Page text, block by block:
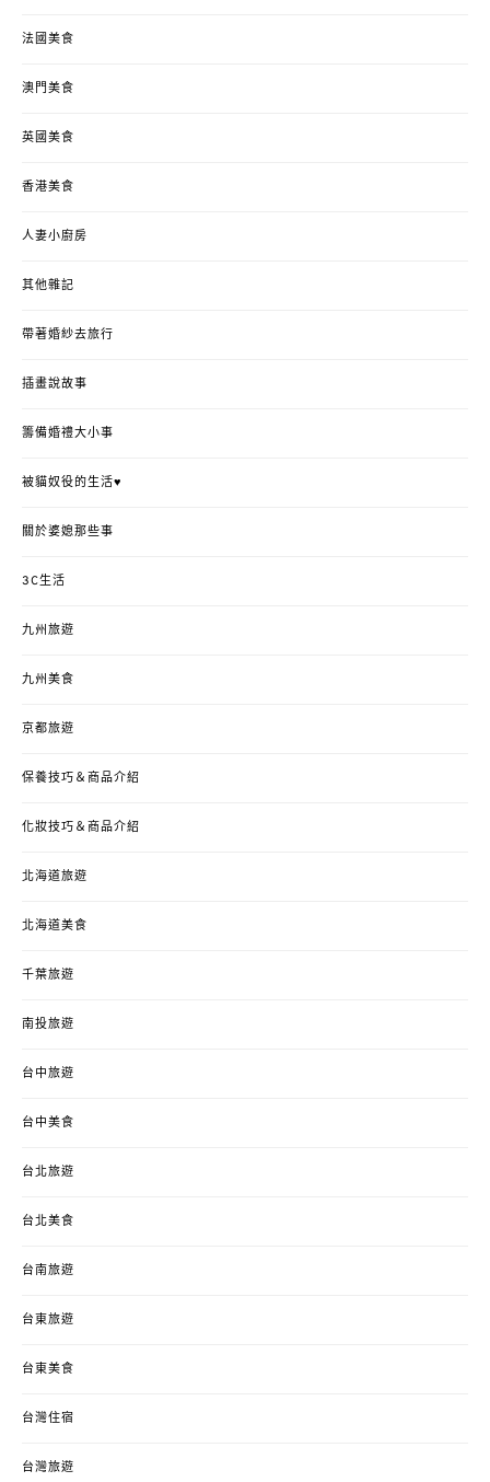
法國美食
澳門美食
英國美食
香港美食
人妻小廚房
其他雜記
帶著婚紗去旅行
插畫說故事
籌備婚禮大小事
被貓奴役的生活♥
關於婆媳那些事
3C生活
九州旅遊
九州美食
京都旅遊
保養技巧＆商品介紹
化妝技巧＆商品介紹
北海道旅遊
北海道美食
千葉旅遊
南投旅遊
台中旅遊
台中美食
台北旅遊
台北美食
台南旅遊
台東旅遊
台東美食
台灣住宿
台灣旅遊